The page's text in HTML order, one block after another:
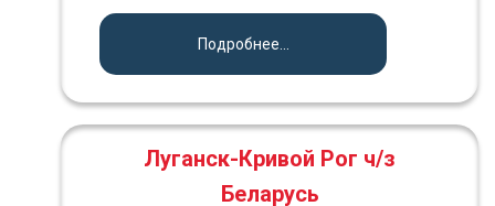
Подробнее...
Луганск-Кривой Рог ч/з
Беларусь